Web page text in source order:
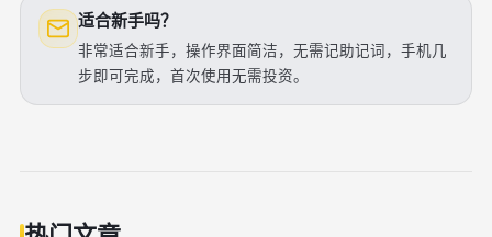
适合新手吗？
非常适合新手，操作界面简洁，无需记助记词，手机几
步即可完成，首次使用无需投资。